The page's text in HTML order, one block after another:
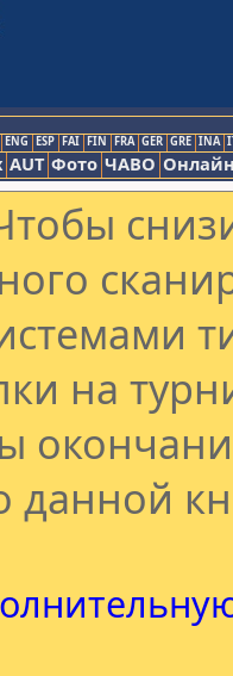
ENG ESP FAI FIN FRA GER GRE INA
AUT Фото ЧАВО
на
данной